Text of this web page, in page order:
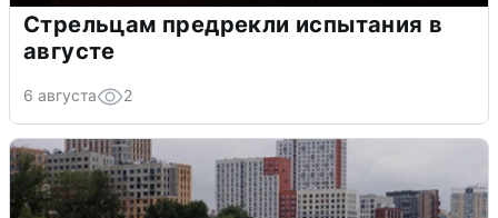
Стрельцам предрекли испытания в
августе
6 августа 2